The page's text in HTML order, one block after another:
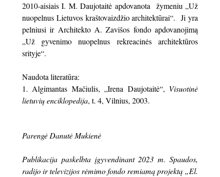
2010-aisiais I. M. Daujotaitė apdovanota žymeniu „Už
nuopelnus Lietuvos kraštovaizdžio architektūrai“. Ji yra
pelniusi ir Architekto A. Zavišos fondo apdovanojimą
„Už gyvenimo nuopelnus rekreacinės architektūros
srityje“.
Naudota literatūra:
Algimantas Mačiulis, „Irena Daujotaitė“, Visuotinė
lietuvių enciklopedija, t. 4, Vilnius, 2003.
Parengė Danutė Mukienė
Publikacija paskelbta įgyvendinant 2023 m. Spaudos,
radijo ir televizijos rėmimo fondo remiamą projektą „El.